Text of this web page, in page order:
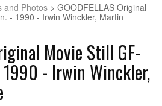
and Photos > GOODFELLAS Original
- 1990 - Irwin Winckler, Martin
Movie Still GF-
- Irwin Winckler,